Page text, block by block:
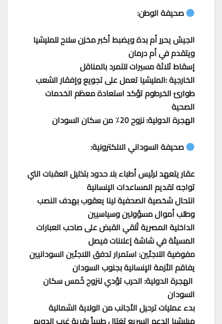
صحيفة الوطن:
الجيش يحرر أم بدة ويضبط أكبر مخزن سلاح للمليشيا
ويتقدم في أم درمان
إسقاط ثلاثة مسيرات للتمرد بالمناقل
الخارجية :المليشيا تعمل على تجويع وإفقار الشعب
طوارئ الخرطوم تؤكد استعادة معظم الخدمات
الصحية
الهجرة الدولية: نزوح 20٪ من سكان السودان
صحيفة السوداني الالكترونية:
عقار يتعهد لرئيس أطباء بلا حدود بتذليل العقبات التي
تواجه تقديم المساعدات الإنسانية
انتحال شخصية الصحفية لينا يعقوب بهدف النصب
وطلب أموال مسؤولين وسياسيين
الداخلية المصرية تُلقي القبض على صاحب العبارات
المسيئة في شاشة إعلانات فيصل
مفوضية اللاجئين: استمرار تدفق اللاجئين السودانيين
يفاقم الأزمة الإنسانية بجنوب السودان
الهجرة الدولية: الحرب تؤدي لنزوح خُمس سكان
السودان
بدء عمليات ترحيل الأجانب من الولاية الشمالية
ميليشيا الدعم السريع تغتال طبيباً بقرية غرب الدويم